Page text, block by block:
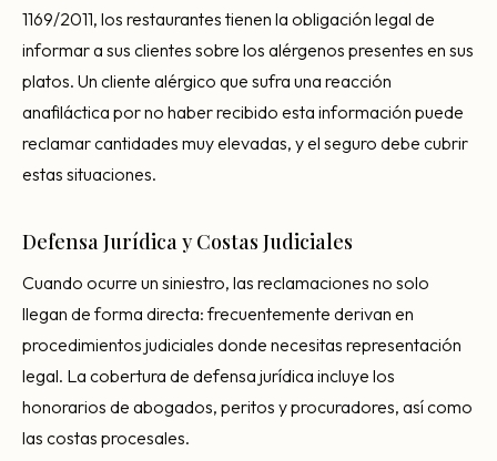
1169/2011, los restaurantes tienen la obligación legal de
informar a sus clientes sobre los alérgenos presentes en sus
platos. Un cliente alérgico que sufra una reacción
anafiláctica por no haber recibido esta información puede
reclamar cantidades muy elevadas, y el seguro debe cubrir
estas situaciones.
Defensa Jurídica y Costas Judiciales
Cuando ocurre un siniestro, las reclamaciones no solo
llegan de forma directa: frecuentemente derivan en
procedimientos judiciales donde necesitas representación
legal. La cobertura de defensa jurídica incluye los
honorarios de abogados, peritos y procuradores, así como
las costas procesales.